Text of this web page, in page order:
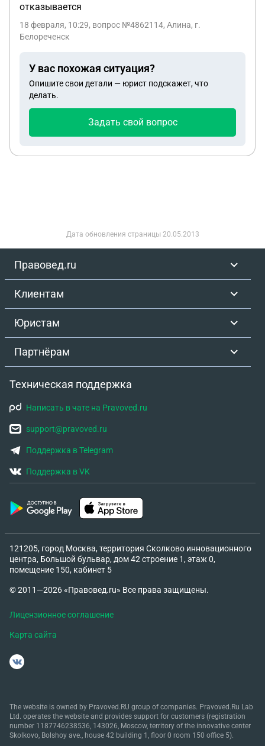
отказывается
18 февраля, 10:29, вопрос №4862114, Алина, г.
Белореченск
У вас похожая ситуация?
Опишите свои детали — юрист подскажет, что
делать.
Задать свой вопрос
Дата обновления страницы 20.05.2013
Правовед.ru
Клиентам
Юристам
Партнёрам
Техническая поддержка
Написать в чате на Pravoved.ru
support@pravoved.ru
Поддержка в Telegram
Поддержка в VK
121205, город Москва, территория Сколково инновационного
центра, Большой бульвар, дом 42 строение 1, этаж 0,
помещение 150, кабинет 5
© 2011—2026 «Правовед.ru» Все права защищены.
Лицензионное соглашение
Карта сайта
The website is owned by Pravoved.RU group of companies. Pravoved.Ru Lab
Ltd. operates the website and provides support for customers (registration
number 1187746238536, 143026, Moscow, territory of the innovative center
Skolkovo, Bolshoy ave., house 42 building 1, floor 0 room 150 office 5).